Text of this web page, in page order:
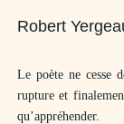
Robert
Le poète ne cesse
rupture et
qu’appréhender.